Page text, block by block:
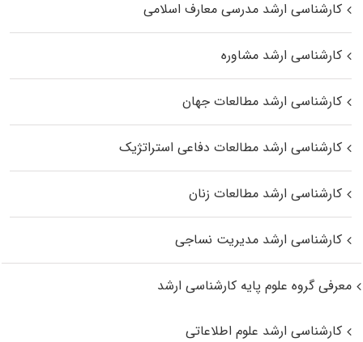
کارشناسی ارشد مدرسی معارف اسلامی
کارشناسی ارشد مشاوره
کارشناسی ارشد مطالعات جهان
کارشناسی ارشد مطالعات دفاعی استراتژیک
کارشناسی ارشد مطالعات زنان
کارشناسی ارشد مدیریت نساجی
معرفی گروه علوم پایه کارشناسی ارشد
کارشناسی ارشد علوم اطلاعاتی